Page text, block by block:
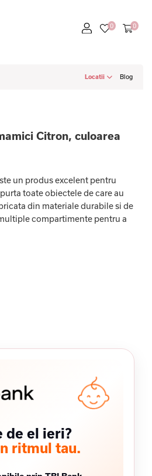
Locatii Blog
Citron, culoarea
un produs excelent pentru
toate obiectele de care au
din materiale durabile si de
compartimente pentru a
de el ieri?
ritmul tau.